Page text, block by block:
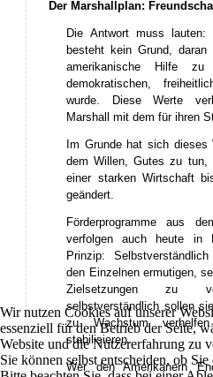
Der Marshallplan:
Die Antwort muss
besteht kein Grund,
amerikanische Hilfe
demokratischen,
wurde. Diese Werte
Marshall mit dem für ihren
Im Grunde hat sich dieses
dem Willen, Gutes zu tun,
einer starken Wirtschaft
geändert.
Förderprogramme aus
verfolgen auch heute in
Prinzip:
den Einzelnen ermutigen,
Zielsetzungen zu
selbstverständlich sollen
zu Wachstum
stabilisieren.
Wer den Amerikanern
Wir nutzen Cookies auf unserer
essenziell für den Betrieb der Seite,
Website und die Nutzererfahrung zu
Sie können selbst entscheiden, ob